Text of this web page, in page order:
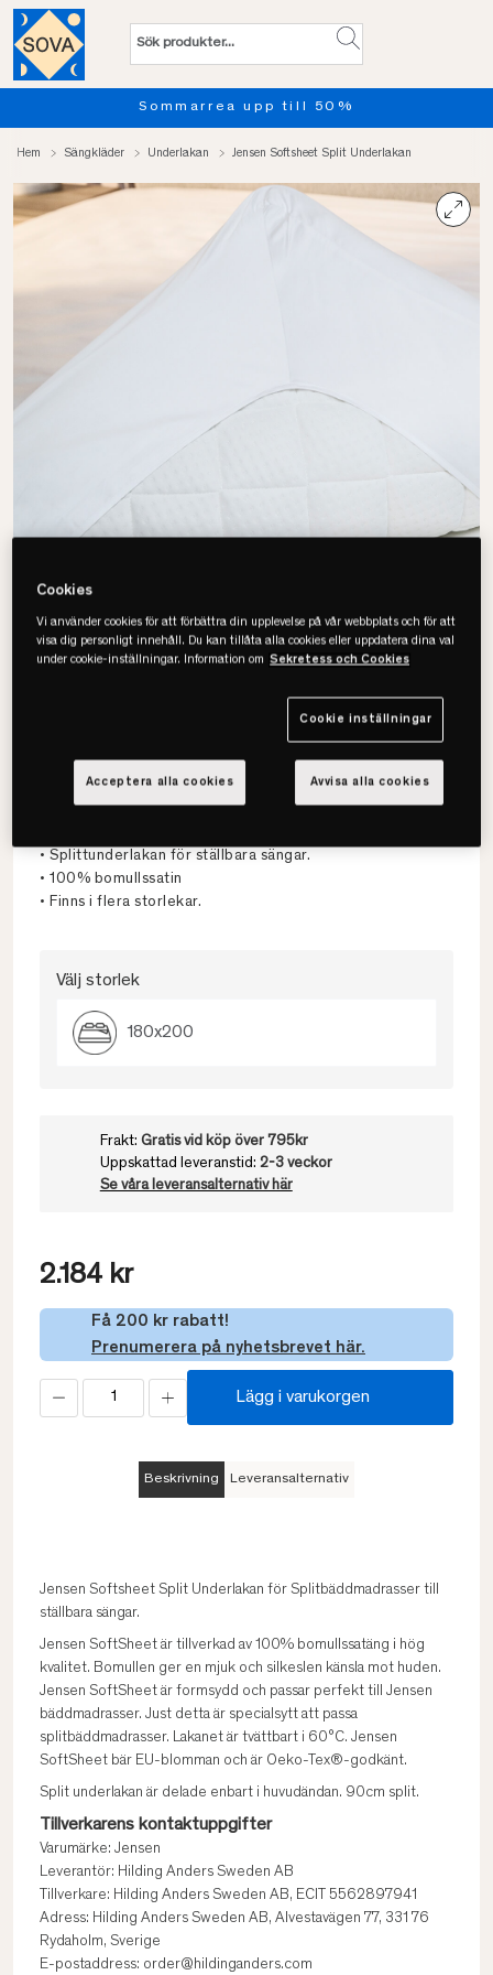
Sommarrea upp till 50%
Hem Sängkläder Underlakan Jensen Softsheet Split Underlakan
Jensen
Softsheet Split Underlakan
• Splittunderlakan för ställbara sängar.
• 100% bomullssatin
• Finns i flera storlekar.
Välj storlek
180x200
Frakt: Gratis vid köp över 795kr
Uppskattad leveranstid: 2-3 veckor
Se våra leveransalternativ här
2.184 kr
Få 200 kr rabatt!
Prenumerera på nyhetsbrevet här.
Lägg i varukorgen
Beskrivning Leveransalternativ
Jensen Softsheet Split Underlakan för Splitbäddmadrasser till
ställbara sängar.
Jensen SoftSheet är tillverkad av 100% bomullssatäng i hög
kvalitet. Bomullen ger en mjuk och silkeslen känsla mot huden.
Jensen SoftSheet är formsydd och passar perfekt till Jensen
bäddmadrasser. Just detta är specialsytt att passa
splitbäddmadrasser. Lakanet är tvättbart i 60°C. Jensen
SoftSheet bär EU-blomman och är Oeko-Tex®-godkänt.
Split underlakan är delade enbart i huvudändan. 90cm split.
Tillverkarens kontaktuppgifter
Varumärke: Jensen
Leverantör: Hilding Anders Sweden AB
Tillverkare: Hilding Anders Sweden AB, ECIT 5562897941
Adress: Hilding Anders Sweden AB, Alvestavägen 77, 331 76
Rydaholm, Sverige
E-postaddress: order@hildinganders.com
Cookies
Vi använder cookies för att förbättra din upplevelse på vår webbplats och för att
visa dig personligt innehåll. Du kan tillåta alla cookies eller uppdatera dina val
under cookie-inställningar. Information om Sekretess och Cookies
Cookie inställningar
Avvisa alla cookies
Acceptera alla cookies